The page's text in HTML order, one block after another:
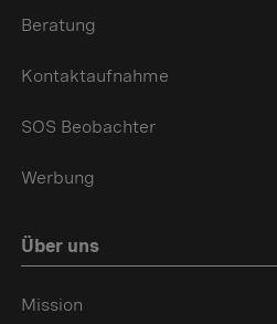
Beratung
Kontaktaufnahme
SOS Beobachter
Werbung
Über uns
Mission